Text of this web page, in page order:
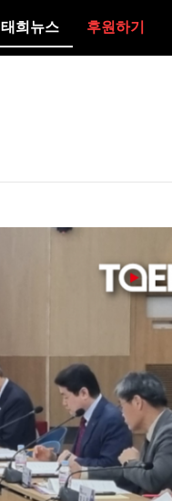
태희뉴스 후원하기